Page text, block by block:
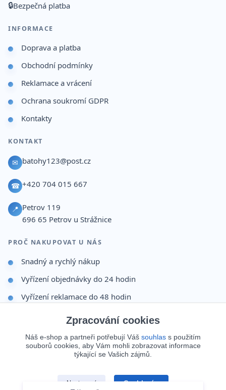
🔒Bezpečná platba
INFORMACE
Doprava a platba
Obchodní podmínky
Reklamace a vrácení
Ochrana soukromí GDPR
Kontakty
KONTAKT
✉ batohy123@post.cz
☎ +420 704 015 667
📍 Petrov 119
696 65 Petrov u Strážnice
PROČ NAKUPOVAT U NÁS
Snadný a rychlý nákup
Vyřízení objednávky do 24 hodin
Vyřízení reklamace do 48 hodin
Dárek po dokončení objednávky
Odesíláme i na Slovensko
Doprava 65 Kč nad 499 Kč
Zpracování cookies
Náš e-shop a partneři potřebují Váš souhlas s použitím
souborů cookies, aby Vám mohli zobrazovat informace
týkající se Vašich zájmů.
Nastavení Souhlasím